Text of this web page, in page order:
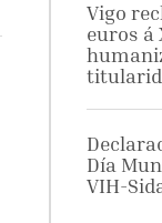
Vigo
euros á
Día
VIH-